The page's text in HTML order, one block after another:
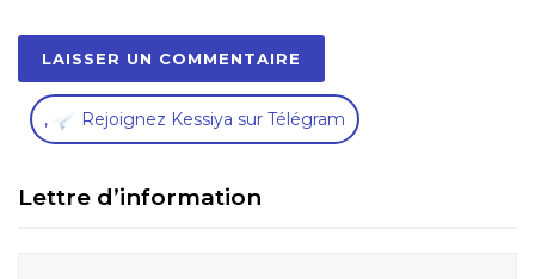
, Rejoignez Kessiya sur Télégram
Lettre d’information